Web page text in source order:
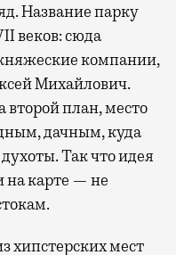
Название парку
веков: сюда
компании,
Михайлович.
второй план, место
дачным, куда
Так что идея
на карте — не
хипстерских мест